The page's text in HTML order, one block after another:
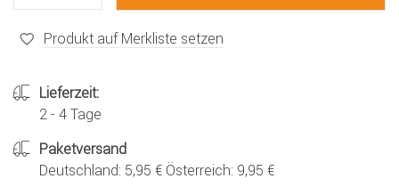
Produkt auf Merkliste setzen
Lieferzeit:
2 - 4 Tage
Paketversand
Deutschland: 5,95 € Österreich: 9,95 €